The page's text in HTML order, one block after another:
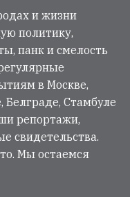
и жизни
политику,
панк и смелость
в Москве,
Белграде, Стамбуле
репортажи,
свидетельства.
Мы остаемся